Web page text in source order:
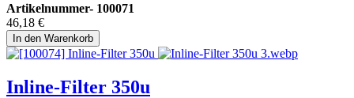
Artikelnummer- 100071
46,18 €
In den Warenkorb
Inline-Filter 350u